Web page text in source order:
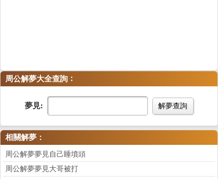
周公解夢大全查詢 ：
夢見: 解夢查詢
相關解夢：
周公解夢夢見自己睡墳頭
周公解夢夢見大哥被打